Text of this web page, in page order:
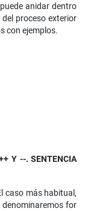
anidar dentro
proceso exterior
con ejemplos.
Y --. SENTENCIA
caso más habitual,
for